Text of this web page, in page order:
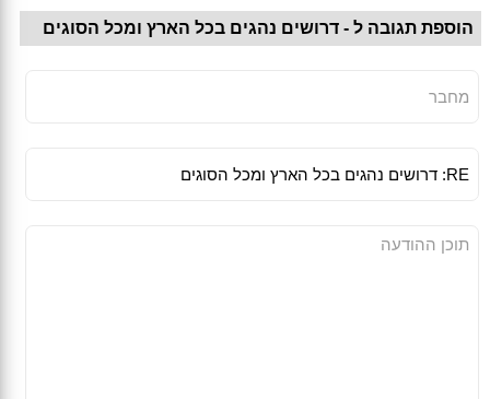
הוספת תגובה ל - דרושים נהגים בכל הארץ ומכל הסוגים